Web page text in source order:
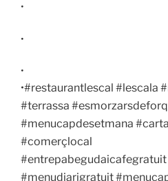
•
•
•
•#restaurantlescal #lescala
#terrassa
#menucapdesetmana
#comerçlocal
#entrepabegudaicafegratuit
#menudiarigratuit